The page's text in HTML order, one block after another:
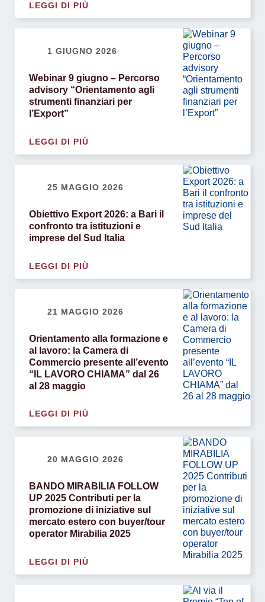
LEGGI DI PIÙ
1 GIUGNO 2026
Webinar 9 giugno – Percorso
advisory “Orientamento agli
strumenti finanziari per
l’Export”
LEGGI DI PIÙ
25 MAGGIO 2026
Obiettivo Export 2026: a Bari il
confronto tra istituzioni e
imprese del Sud Italia
LEGGI DI PIÙ
21 MAGGIO 2026
Orientamento alla formazione e
al lavoro: la Camera di
Commercio presente all’evento
“IL LAVORO CHIAMA” dal 26
al 28 maggio
LEGGI DI PIÙ
20 MAGGIO 2026
BANDO MIRABILIA FOLLOW
UP 2025 Contributi per la
promozione di iniziative sul
mercato estero con buyer/tour
operator Mirabilia 2025
LEGGI DI PIÙ